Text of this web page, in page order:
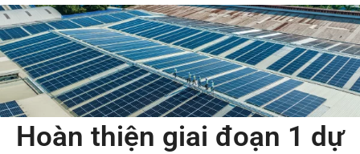
Hoàn thiện giai đoạn 1 dự